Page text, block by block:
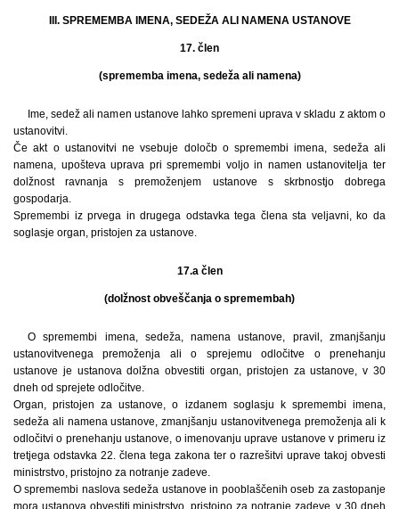
III. SPREMEMBA IMENA, SEDEŽA ALI NAMENA USTANOVE
17. člen
(sprememba imena, sedeža ali namena)
Ime, sedež ali namen ustanove lahko spremeni uprava v skladu z aktom o
ustanovitvi.
Če akt o ustanovitvi ne vsebuje določb o spremembi imena, sedeža ali
namena, upošteva uprava pri spremembi voljo in namen ustanovitelja ter
dolžnost ravnanja s premoženjem ustanove s skrbnostjo dobrega
gospodarja.
Spremembi iz prvega in drugega odstavka tega člena sta veljavni, ko da
soglasje organ, pristojen za ustanove.
17.a člen
(dolžnost obveščanja o spremembah)
O spremembi imena, sedeža, namena ustanove, pravil, zmanjšanju
ustanovitvenega premoženja ali o sprejemu odločitve o prenehanju
ustanove je ustanova dolžna obvestiti organ, pristojen za ustanove, v 30
dneh od sprejete odločitve.
Organ, pristojen za ustanove, o izdanem soglasju k spremembi imena,
sedeža ali namena ustanove, zmanjšanju ustanovitvenega premoženja ali k
odločitvi o prenehanju ustanove, o imenovanju uprave ustanove v primeru iz
tretjega odstavka 22. člena tega zakona ter o razrešitvi uprave takoj obvesti
ministrstvo, pristojno za notranje zadeve.
O spremembi naslova sedeža ustanove in pooblaščenih oseb za zastopanje
mora ustanova obvestiti ministrstvo, pristojno za notranje zadeve, v 30 dneh